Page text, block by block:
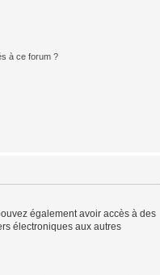
à ce forum ?
également avoir accès à des
électroniques aux autres